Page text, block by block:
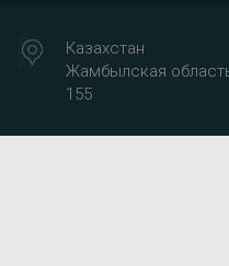
Казахстан
Жамбылская
155